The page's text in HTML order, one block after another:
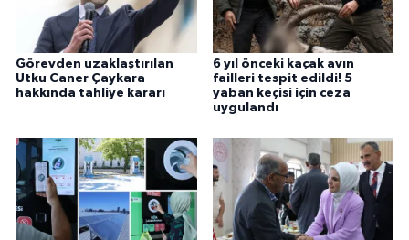
Görevden uzaklaştırılan
Utku Caner Çaykara
hakkında tahliye kararı
6 yıl önceki kaçak avın
failleri tespit edildi! 5
yaban keçisi için ceza
uygulandı